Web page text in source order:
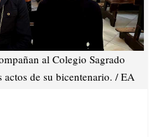
al Colegio Sagrado
de su bicentenario. / EA